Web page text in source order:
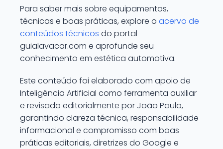
Para saber mais sobre equipamentos,
técnicas e boas práticas, explore o acervo de
conteúdos técnicos do portal
guialavacar.com e aprofunde seu
conhecimento em estética automotiva.
Este conteúdo foi elaborado com apoio de
Inteligência Artificial como ferramenta auxiliar
e revisado editorialmente por João Paulo,
garantindo clareza técnica, responsabilidade
informacional e compromisso com boas
práticas editoriais, diretrizes do Google e